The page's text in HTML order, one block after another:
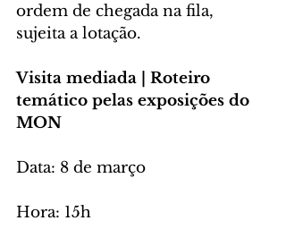
ordem de chegada na fila,
sujeita a lotação.
Visita mediada | Roteiro
temático pelas exposições do
MON
Data: 8 de março
Hora: 15h